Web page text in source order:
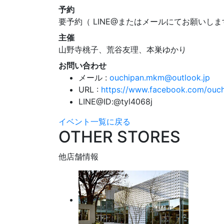
予約
要予約（ LINE@またはメールにてお願いし
主催
山野寺桃子、荒谷友理、本巣ゆかり
お問い合わせ
メール : ouchipan.mkm@outlook.jp
URL : https://www.facebook.com/
LINE@ID:@tyl4068j
イベント一覧に戻る
OTHER STORES
他店舗情報